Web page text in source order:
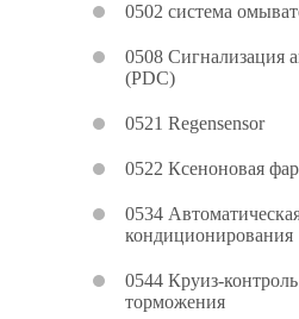
0502 система
0508 Сигнализация
(PDC)
0521 Regensensor
0522 Ксеноновая
0534
кондиционирования
0544 Круиз-
торможения